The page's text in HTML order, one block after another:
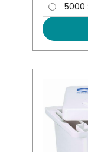
5000